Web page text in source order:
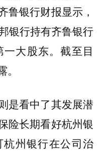
鲁银行财报显示，
银行持有齐鲁银行
一大股东。截至目
是看中了其发展潜
险长期看好杭州银
州银行在公司治